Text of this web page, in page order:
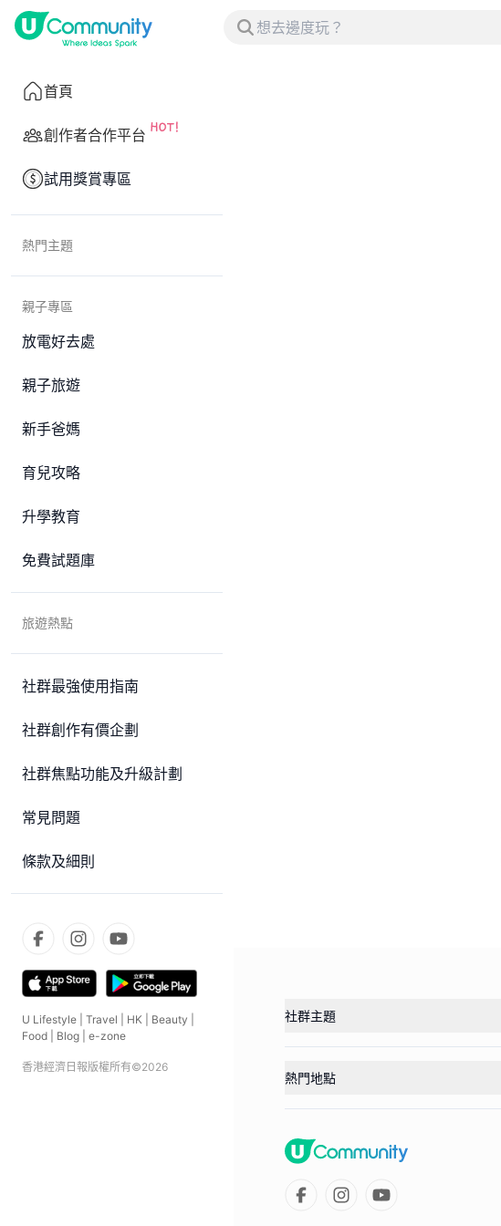
首頁
創作者合作平台
試用獎賞專區
熱門主題
親子專區
放電好去處
親子旅遊
新手爸媽
育兒攻略
升學教育
免費試題庫
旅遊熱點
社群最強使用指南
社群創作有價企劃
社群焦點功能及升級計劃
常見問題
條款及細則
U Lifestyle Travel HK Beauty
Food
Blog e-zone
香港經濟日報版權所有©2026
社群主題
熱門地點